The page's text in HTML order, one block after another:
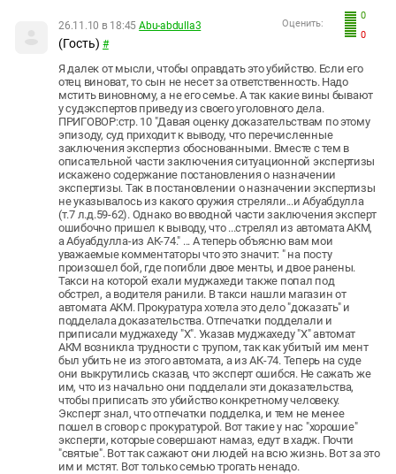
0
0
Оценить:
26.11.10 в 18:45 Abu-abdulla3
(Гость) #
Я далек от мысли, чтобы оправдать это убийство. Если его
отец виноват, то сын не несет за ответственность. Надо
мстить виновному, а не его семье. А так какие вины бывают
у судэкспертов приведу из своего уголовного дела.
ПРИГОВОР:стр. 10 "Давая оценку доказательствам по этому
эпизоду, суд приходит к выводу, что перечисленные
заключения экспертиз обоснованными. Вместе с тем в
описательной части заключения ситуационной экспертизы
искажено содержание постановления о назначении
экспертизы. Так в постановлении о назначении экспертизы
не указывалось из какого оружия стреляли...и Абуабдулла
(т.7 л.д.59-62). Однако во вводной части заключения эксперт
ошибочно пришел к выводу, что ...стрелял из автомата АКМ,
а Абуабдулла-из АК-74." ... А теперь объясню вам мои
уважаемые комментаторы что это значит: " на посту
произошел бой, где погибли двое менты, и двое ранены.
Такси на которой ехали муджахеди также попал под
обстрел, а водителя ранили. В такси нашли магазин от
автомата АКМ. Прокуратура хотела это дело "доказать" и
подделала доказательства. Отпечатки подделали и
приписали муджахеду "Х". Указав муджахеду "Х" автомат
АКМ возникла трудности с трупом, так как убитый им мент
был убить не из этого автомата, а из АК-74. Теперь на суде
они выкрутились сказав, что эксперт ошибся. Не сажать же
им, что из начально они подделали эти доказательства,
чтобы приписать это убийство конкретному человеку.
Эксперт знал, что отпечатки подделка, и тем не менее
пошел в сговор с прокуратурой. Вот такие у нас "хорошие"
эксперти, которые совершают намаз, едут в хадж. Почти
"святые". Вот так сажают они людей на всю жизнь. Вот за это
им и мстят. Вот только семью трогать ненадо.